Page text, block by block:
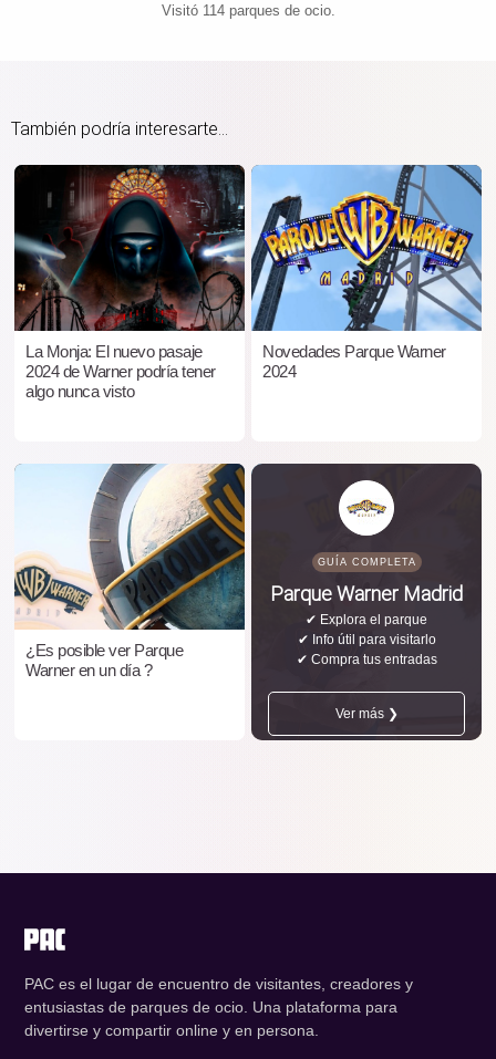
Visitó 114 parques de ocio.
También podría interesarte...
La Monja: El nuevo pasaje
2024 de Warner podría tener
algo nunca visto
Novedades Parque Warner
2024
¿Es posible ver Parque
Warner en un día ?
GUÍA COMPLETA
Parque Warner Madrid
✔ Explora el parque
✔ Info útil para visitarlo
✔ Compra tus entradas
Ver más ❯
PAC es el lugar de encuentro de visitantes, creadores y
entusiastas de parques de ocio. Una plataforma para
divertirse y compartir online y en persona.